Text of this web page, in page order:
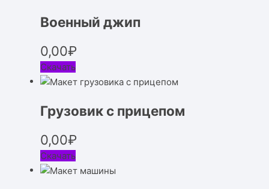
Военный джип
0,00₽
Скачать
Грузовик с прицепом
0,00₽
Скачать